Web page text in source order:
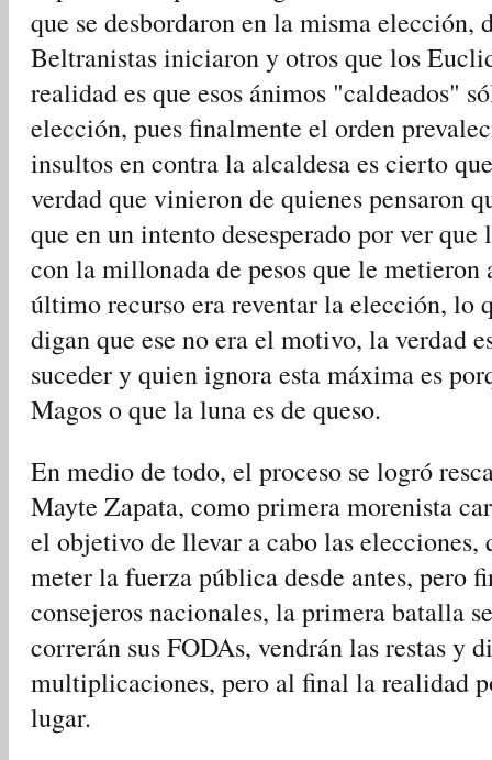
que se desbordaron en la misma elección,
Beltranistas iniciaron y otros que los
realidad es que esos ánimos "caldeados"
elección, pues finalmente el orden
insultos en contra la alcaldesa es cierto
verdad que vinieron de quienes pensaron
que en un intento desesperado por ver
con la millonada de pesos que le metieron
último recurso era reventar la elección, lo
digan que ese no era el motivo, la verdad
suceder y quien ignora esta máxima es
Magos o que la luna es de queso.
En medio de todo, el proceso se logró
Mayte Zapata, como primera morenista
el objetivo de llevar a cabo las elecciones,
meter la fuerza pública desde antes, pero
consejeros nacionales, la primera batalla
correrán sus FODAs, vendrán las restas y
multiplicaciones, pero al final la realidad
lugar.